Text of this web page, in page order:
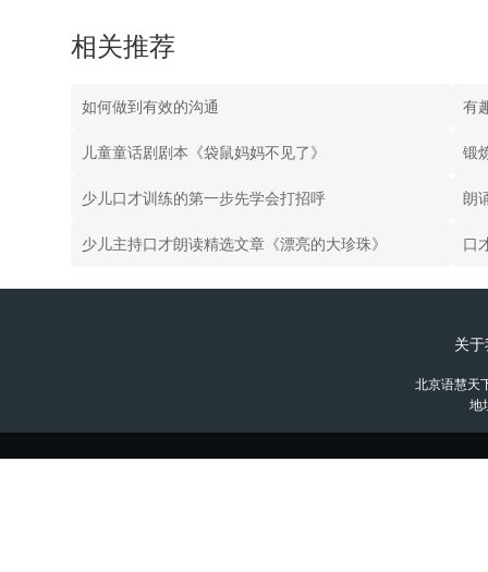
相关推荐
如何做到有效的沟通 有
儿童童话剧剧本《袋鼠妈妈不见了》 锻
少儿口才训练的第一步先学会打招呼 朗
少儿主持口才朗读精选文章《漂亮的大珍珠》 口
关
北京语慧天
地